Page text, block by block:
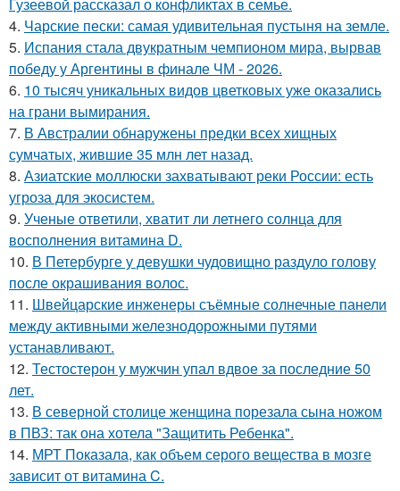
4. Чарские пески: самая удивительная пустыня на земле.
5. Испания стала двукратным чемпионом мира, вырвав
победу у Аргентины в финале ЧМ - 2026.
6. 10 тысяч уникальных видов цветковых уже оказались
на грани вымирания.
7. В Австралии обнаружены предки всех хищных
сумчатых, жившие 35 млн лет назад.
8. Азиатские моллюски захватывают реки России: есть
угроза для экосистем.
9. Ученые ответили, хватит ли летнего солнца для
восполнения витамина D.
10. В Петербурге у девушки чудовищно раздуло голову
после окрашивания волос.
11. Швейцарские инженеры съёмные солнечные панели
между активными железнодорожными путями
устанавливают.
12. Тестостерон у мужчин упал вдвое за последние 50
лет.
13. В северной столице женщина порезала сына ножом
в ПВЗ: так она хотела "Защитить Ребенка".
14. МРТ Показала, как объем серого вещества в мозге
зависит от витамина C.